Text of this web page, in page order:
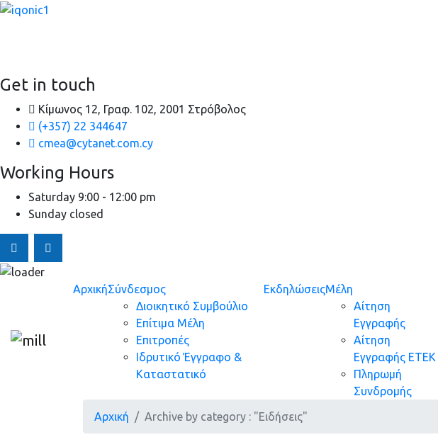
Get in touch
Κίμωνος 12, Γραφ. 102, 2001 Στρόβολος
(+357) 22 344647
cmea@cytanet.com.cy
Working Hours
Saturday 9:00 - 12:00 pm
Sunday closed
Skip to contentΑρχικήΣύνδεσμος
Διοικητικό Συμβούλιο
Επίτιμα Μέλη
Επιτροπές
Ιδρυτικό Έγγραφο &
Καταστατικό
ΕκδηλώσειςΜέλη
Αίτηση
Εγγραφής
Αίτηση
Εγγραφής ΕΤΕΚ
Πληρωμή
Συνδρομής
Archive by category : "Ειδήσεις"